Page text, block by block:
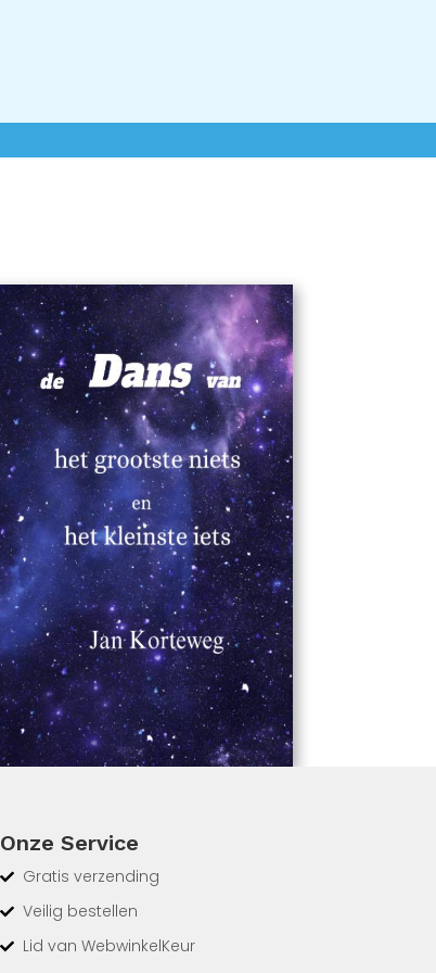
Onze Service
Gratis verzending
Veilig bestellen
Lid van WebwinkelKeur